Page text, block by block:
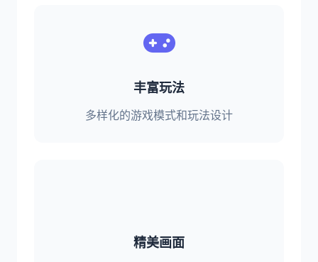
丰富玩法
多样化的游戏模式和玩法设计
精美画面